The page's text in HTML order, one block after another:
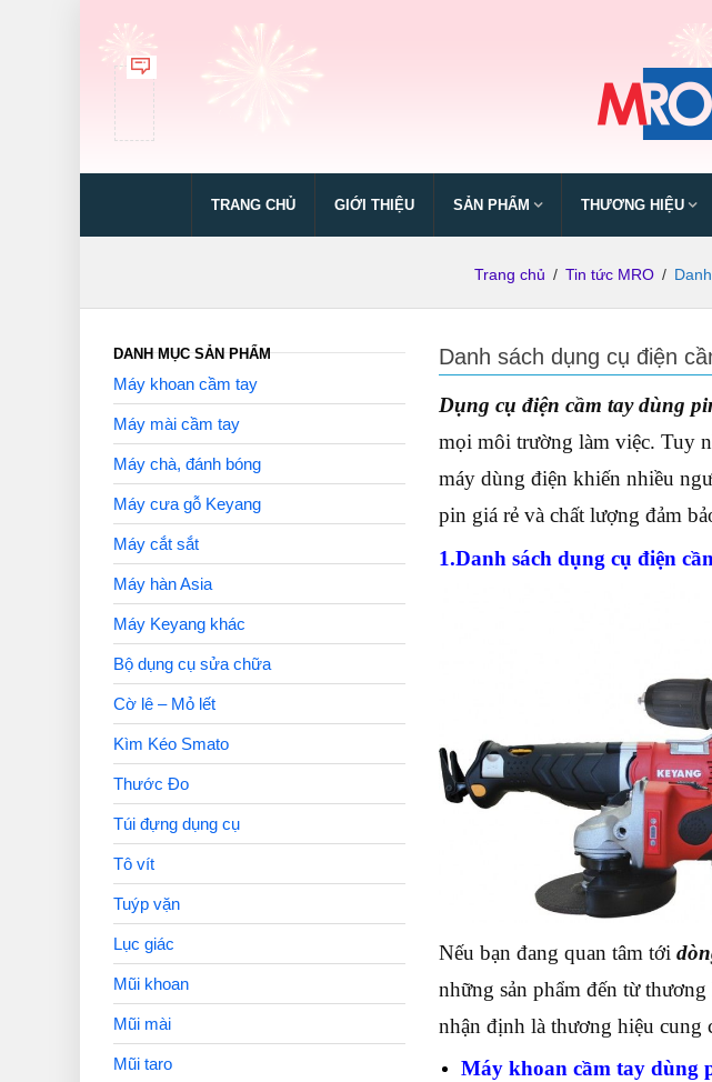
TRANG CHỦ GIỚI THIỆU SẢN PHẨM THƯƠNG HIỆU
Trang chủ / Tin tức MRO /
Danh sách dụng cụ điện
Dụng cụ điện cầm tay dùng
mọi môi trường làm việc. Tuy
máy dùng điện khiến nhiều
pin giá rẻ và chất lượng đảm
1.Danh sách dụng cụ điện
Nếu bạn đang quan tâm tới
những sản phẩm đến từ
nhận định là thương hiệu cung
Máy khoan cầm tay dùng
DANH MỤC SẢN PHẨM
Máy khoan cầm tay
Máy mài cầm tay
Máy chà, đánh bóng
Máy cưa gỗ Keyang
Máy cắt sắt
Máy hàn Asia
Máy Keyang khác
Bộ dụng cụ sửa chữa
Cờ lê – Mỏ lết
Kìm Kéo Smato
Thước Đo
Túi đựng dụng cụ
Tô vít
Tuýp vặn
Lục giác
Mũi khoan
Mũi mài
Mũi taro